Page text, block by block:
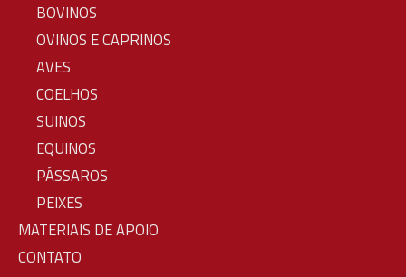
BOVINOS
OVINOS E CAPRINOS
AVES
COELHOS
SUINOS
EQUINOS
PÁSSAROS
PEIXES
MATERIAIS DE APOIO
CONTATO